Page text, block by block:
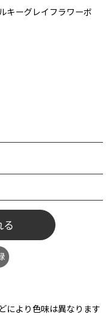
キーグレイフラワーボ
る
により色味は異なります